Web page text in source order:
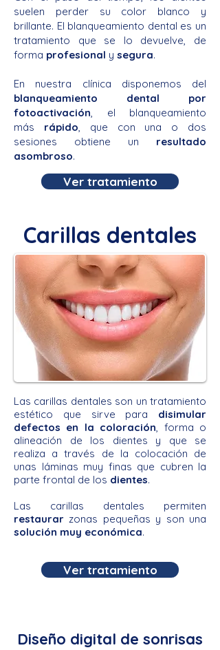
suelen perder su color blanco y
brillante. El blanqueamiento dental es un
tratamiento que se lo devuelve, de
forma profesional y segura.
En nuestra clínica disponemos del
blanqueamiento dental por
fotoactivación , el blanqueamiento
más rápido , que con una o dos
sesiones obtiene un resultado
asombroso.
Ver tratamiento
Carillas dentales
Las carillas dentales son un tratamiento
estético que sirve para disimular
defectos en la coloración , forma o
alineación de los dientes y que se
realiza a través de la colocación de
unas láminas muy finas que cubren la
parte frontal de los dientes.
Las carillas dentales permiten
restaurar zonas pequeñas y son una
solución muy económica.
Ver tratamiento
Diseño digital de sonrisas